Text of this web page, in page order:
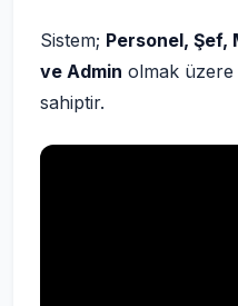
Sistem; Personel, Şef,
ve Admin olmak üzere
sahiptir.